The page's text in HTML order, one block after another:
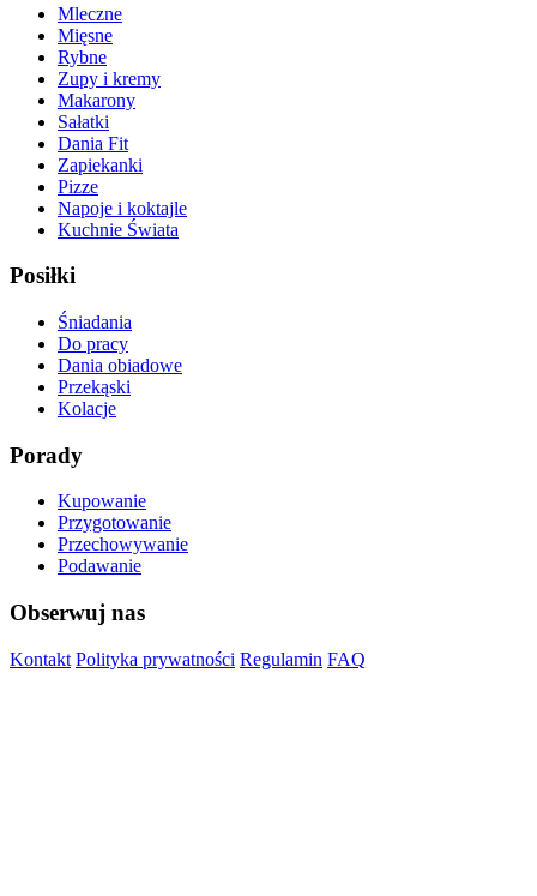
Mleczne
Mięsne
Rybne
Zupy i kremy
Makarony
Sałatki
Dania Fit
Zapiekanki
Pizze
Napoje i koktajle
Kuchnie Świata
Posiłki
Śniadania
Do pracy
Dania obiadowe
Przekąski
Kolacje
Porady
Kupowanie
Przygotowanie
Przechowywanie
Podawanie
Obserwuj nas
Kontakt Polityka prywatności Regulamin FAQ